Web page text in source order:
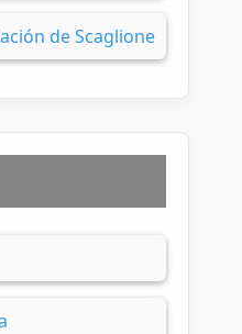
de Scaglione